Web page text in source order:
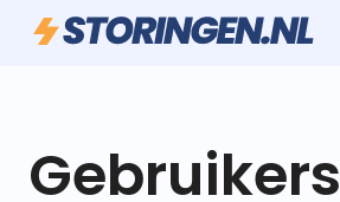
Gebruikers